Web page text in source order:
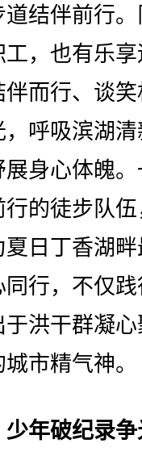
结伴前行
，也有乐
而行、谈
呼吸滨湖
身心体魄
的徒步队
日丁香湖
行，不仅
洪干群凝
市精气神。
年破纪录